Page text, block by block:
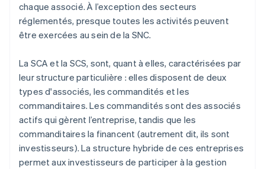
chaque associé. À l’exception des secteurs
réglementés, presque toutes les activités peuvent
être exercées au sein de la SNC.
La SCA et la SCS, sont, quant à elles, caractérisées par
leur structure particulière : elles disposent de deux
types d'associés, les commandités et les
commanditaires. Les commandités sont des associés
actifs qui gèrent l’entreprise, tandis que les
commanditaires la financent (autrement dit, ils sont
investisseurs). La structure hybride de ces entreprises
permet aux investisseurs de participer à la gestion